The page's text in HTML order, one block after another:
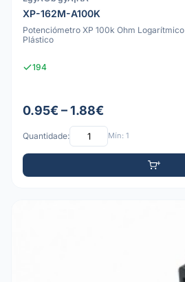
XP-162M-A100K
Potenciómetro XP 100k Ohm
Plástico
194
0.95€ – 1.88€
Quantidade: Mín: 1